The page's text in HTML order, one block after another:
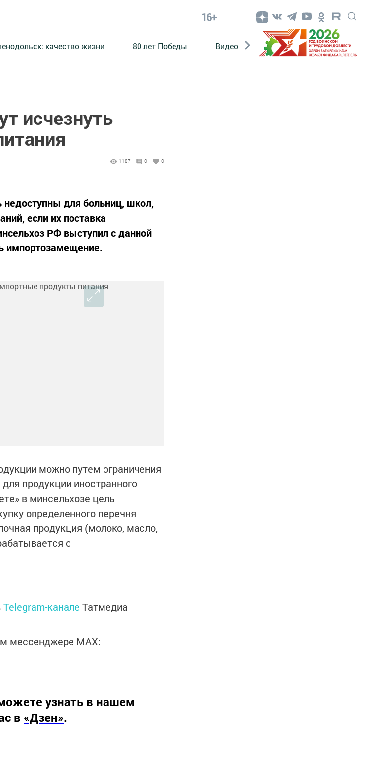
16+
качество жизни 80 лет Победы Видео Конкурсы ЭтноДети
исчезнуть
1187 0 0
для больниц, школ,
если их поставка
РФ выступил с данной
импортозамещение.
можно путем ограничения
продукции иностранного
в минсельхозе цель
определенного перечня
продукция (молоко, масло,
с
Telegram-канале Татмедиа
мессенджере MАХ:
узнать в нашем
в «Дзен».